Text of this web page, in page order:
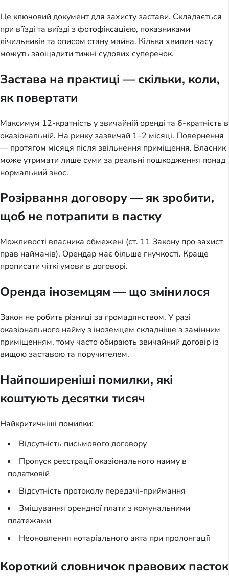
Це ключовий документ для захисту застави. Складається
при в’їзді та виїзді з фотофіксацією, показниками
лічильників та описом стану майна. Кілька хвилин часу
можуть заощадити тижні судових суперечок.
Застава на практиці — скільки, коли,
як повертати
Максимум 12-кратність у звичайній оренді та 6-кратність в
оказіональній. На ринку зазвичай 1–2 місяці. Повернення
— протягом місяця після звільнення приміщення. Власник
може утримати лише суми за реальні пошкодження понад
нормальний знос.
Розірвання договору — як зробити,
щоб не потрапити в пастку
Можливості власника обмежені (ст. 11 Закону про захист
прав наймачів). Орендар має більше гнучкості. Краще
прописати чіткі умови в договорі.
Оренда іноземцям — що змінилося
Закон не робить різниці за громадянством. У разі
оказіонального найму з іноземцем складніше з замінним
приміщенням, тому часто обирають звичайний договір із
вищою заставою та поручителем.
Найпоширеніші помилки, які
коштують десятки тисяч
Найкритичніші помилки:
Відсутність письмового договору
Пропуск реєстрації оказіонального найму в
податковій
Відсутність протоколу передачі-приймання
Змішування орендної плати з комунальними
платежами
Неоновлення нотаріального акта при пролонгації
Короткий словничок правових пасток